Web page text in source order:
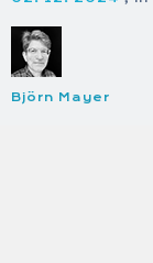
Björn Mayer